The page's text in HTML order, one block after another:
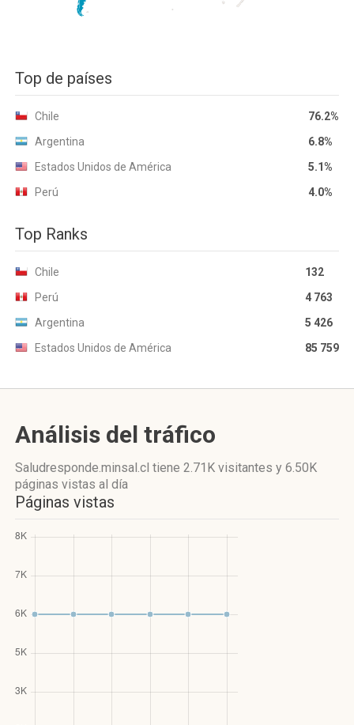
Top de países
Chile
76.2%
Argentina
6.8%
Estados Unidos de América
5.1%
Perú
4.0%
Top Ranks
Chile
132
Perú
4 763
Argentina
5 426
Estados Unidos de América
85 759
Análisis del tráfico
Saludresponde.minsal.cl tiene 2.71K visitantes y 6.50K
páginas vistas al día
Páginas vistas